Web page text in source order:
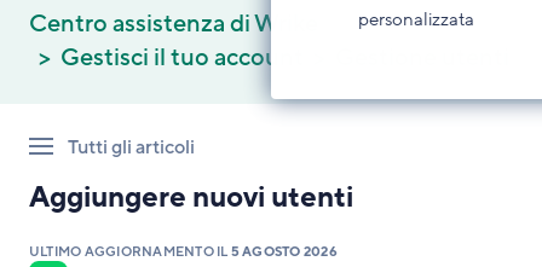
personalizzata
Centro assistenza di Wrike
Gestisci il tuo account
Tutti gli articoli
Aggiungere nuovi utenti
ULTIMO AGGIORNAMENTO IL 5 AGOSTO 2026